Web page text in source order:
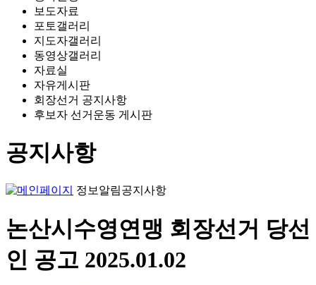
보도자료
포토갤러리
지도자갤러리
동영상갤러리
자료실
자유게시판
회장선거 공지사항
후보자 선거운동 게시판
공지사항
정보알림공지사항
논산시수영연맹 회장선거 당선
인 공고 2025.01.02